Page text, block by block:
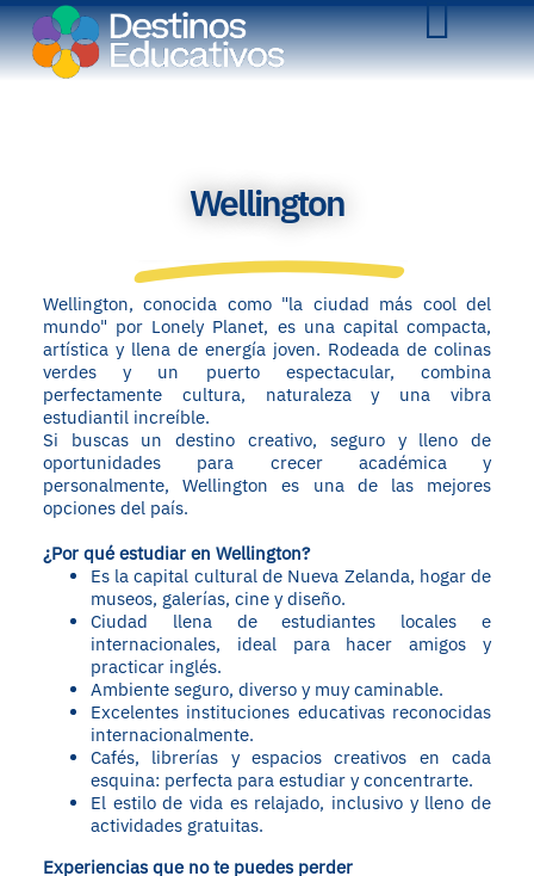
Wellington
Wellington, conocida como "la ciudad más cool del
mundo" por Lonely Planet, es una capital compacta,
artística y llena de energía joven. Rodeada de colinas
verdes y un puerto espectacular, combina
perfectamente cultura, naturaleza y una vibra
estudiantil increíble.
Si buscas un destino creativo, seguro y lleno de
oportunidades para crecer académica y
personalmente, Wellington es una de las mejores
opciones del país.
¿Por qué estudiar en Wellington?
Es la capital cultural de Nueva Zelanda, hogar de
museos, galerías, cine y diseño.
Ciudad llena de estudiantes locales e
internacionales, ideal para hacer amigos y
practicar inglés.
Ambiente seguro, diverso y muy caminable.
Excelentes instituciones educativas reconocidas
internacionalmente.
Cafés, librerías y espacios creativos en cada
esquina: perfecta para estudiar y concentrarte.
El estilo de vida es relajado, inclusivo y lleno de
actividades gratuitas.
Experiencias que no te puedes perder